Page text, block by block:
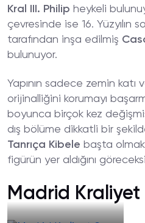
Kral III. Philip heykeli
çevresinde ise 16. Yüzyılın
tarafından inşa edilmiş
bulunuyor.
Yapının sadece zemin katı
orijinalliğini korumayı
boyunca birçok kez
dış bölüme dikkatli bir
Tanrıça Kibele başta
figürün yer aldığını
Madrid Kraliyet